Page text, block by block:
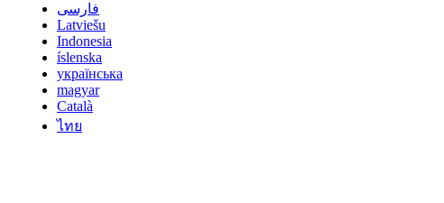
فارسی
Latviešu
Indonesia
íslenska
українська
magyar
Català
ไทย